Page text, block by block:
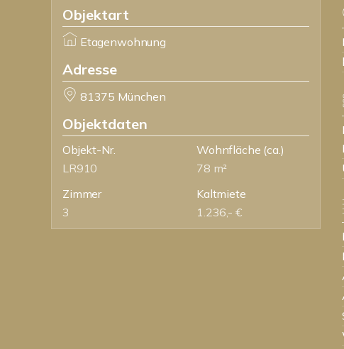
Objektart
Etagenwohnung
Adresse
81375 München
Objektdaten
Objekt-Nr.
LR910
Wohnfläche (ca.)
78 m²
Zimmer
3
Kaltmiete
1.236,- €